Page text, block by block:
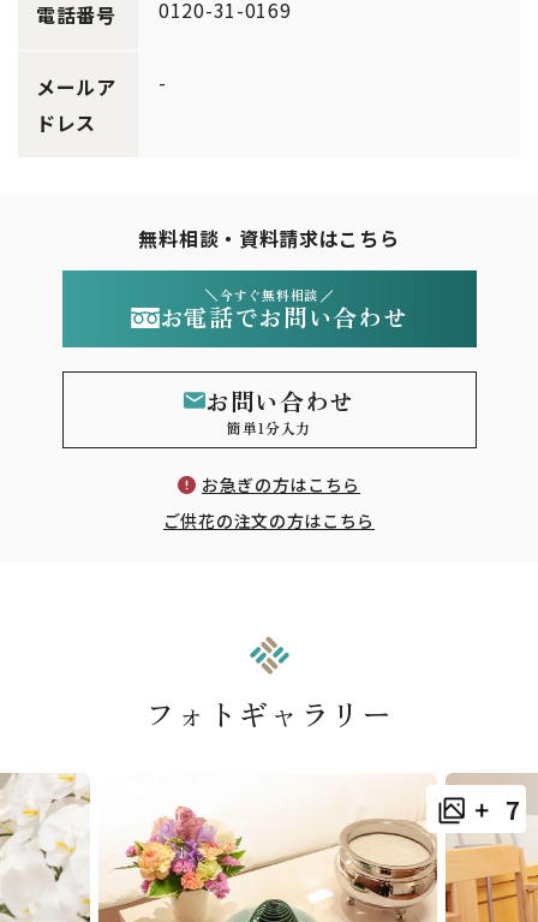
電話番号 0120-31-0169
メールア
ドレス
-
無料相談・資料請求はこちら
今すぐ無料相談
お電話でお問い合わせ
お問い合わせ
簡単1分入力
お急ぎの方はこちら
ご供花の注文の方はこちら
フォトギャラリー
7